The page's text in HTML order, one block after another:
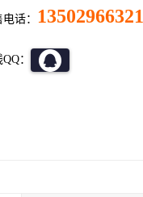
话： 13502966321
：